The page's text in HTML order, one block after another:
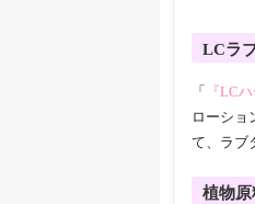
LCラ
「 『LC
ローショ
て、ラブ
植物